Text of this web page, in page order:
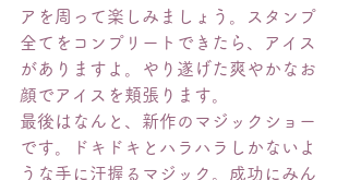
アを周って楽しみましょう。スタンプ
全てをコンプリートできたら、アイス
がありますよ。やり遂げた爽やかなお
顔でアイスを頬張ります。
最後はなんと、新作のマジックショー
です。ドキドキとハラハラしかないよ
うな手に汗握るマジック。成功にみん